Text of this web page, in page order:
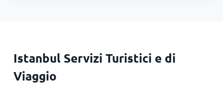
Istanbul Servizi Turistici e di
Viaggio